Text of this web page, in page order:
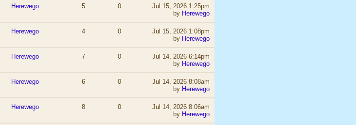
Herewego 5 0
Jul 15, 2026 1:25pm
by Herewego
Herewego 4 0
Jul 15, 2026 1:08pm
by Herewego
Herewego 7 0
Jul 14, 2026 6:14pm
by Herewego
Herewego 6 0
Jul 14, 2026 8:08am
by Herewego
Herewego 8 0
Jul 14, 2026 8:06am
by Herewego